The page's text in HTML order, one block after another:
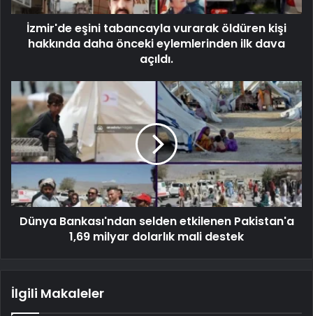
İzmir'de eşini tabancayla vurarak öldüren kişi
hakkında daha önceki eylemlerinden ilk dava
açıldı.
Dünya Bankası'ndan selden etkilenen Pakistan'a
1,69 milyar dolarlık mali destek
İlgili Makaleler